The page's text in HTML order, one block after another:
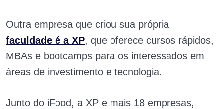
Outra empresa que criou sua própria
faculdade é a XP, que oferece cursos rápidos,
MBAs e bootcamps para os interessados em
áreas de investimento e tecnologia.
Junto do iFood, a XP e mais 18 empresas,